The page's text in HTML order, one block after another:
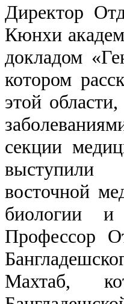
Директор
Кюнхи
докладом
котором
этой
секции
выступили
восточной
биологии и
Профессор
Махтаб,